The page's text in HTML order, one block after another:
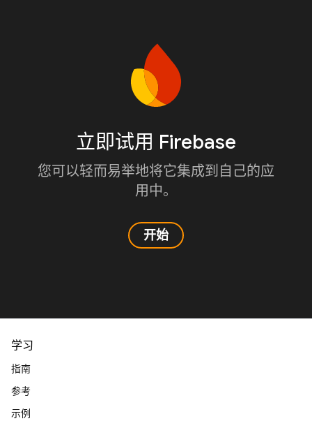
立即试用 Firebase
您可以轻而易举地将它集成到自己的应
用中。
开始
学习
指南
参考
示例